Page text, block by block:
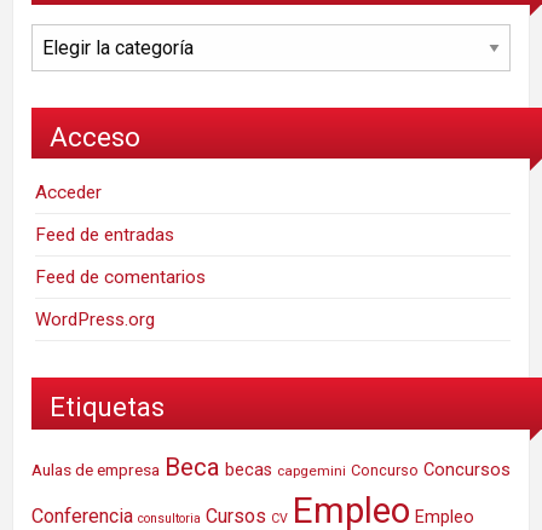
Categorías
Acceso
Acceder
Feed de entradas
Feed de comentarios
WordPress.org
Etiquetas
Aulas de empresa Beca becas capgemini Concurso Concursos
Conferencia consultoria Cursos CV Empleo Empleo